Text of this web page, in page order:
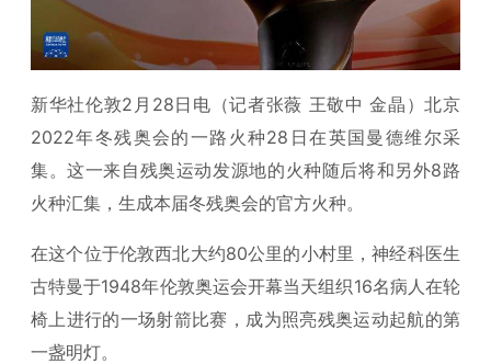
新华社伦敦2月28日电（记者张薇 王敬中 金晶）北京
2022年冬残奥会的一路火种28日在英国曼德维尔采
集。这一来自残奥运动发源地的火种随后将和另外8路
火种汇集，生成本届冬残奥会的官方火种。
在这个位于伦敦西北大约80公里的小村里，神经科医生
古特曼于1948年伦敦奥运会开幕当天组织16名病人在轮
椅上进行的一场射箭比赛，成为照亮残奥运动起航的第
一盏明灯。